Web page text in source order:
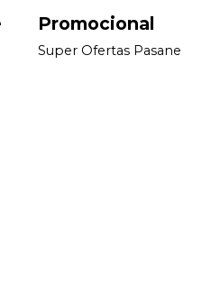
Promocional
Super Ofertas Pasane